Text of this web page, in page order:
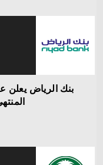
بنك الرياض يعلن